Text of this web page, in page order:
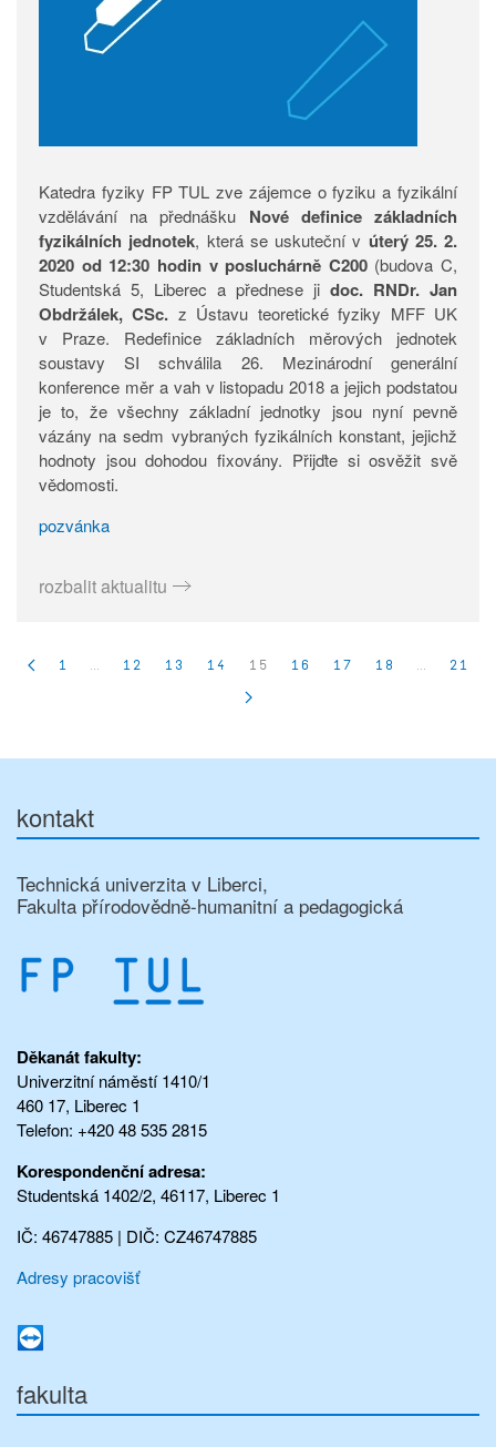
Katedra fyziky FP TUL zve zájemce o fyziku a fyzikální
vzdělávání na přednášku Nové definice základních
fyzikálních jednotek, která se uskuteční v úterý 25. 2.
2020 od 12:30 hodin v posluchárně C200(budova C,
Studentská 5, Liberec a přednese ji doc. RNDr. Jan
Obdržálek, CSc. z Ústavu teoretické fyziky MFF UK
v Praze. Redefinice základních měrových jednotek
soustavy SI schválila 26. Mezinárodní generální
konference měr a vah v listopadu 2018 a jejich podstatou
je to, že všechny základní jednotky jsou nyní pevně
vázány na sedm vybraných fyzikálních konstant, jejichž
hodnoty jsou dohodou fixovány. Přijďte si osvěžit svě
vědomosti.
pozvánka
rozbalit aktualitu
1 … 12 13 14 15 16 17 18 … 21
kontakt
Technická univerzita v Liberci,
Fakulta přírodovědně-humanitní a pedagogická
Děkanát fakulty:
Univerzitní náměstí 1410/1
460 17, Liberec 1
Telefon: +420 48 535 2815
Korespondenční adresa:
Studentská 1402/2, 46117, Liberec 1
IČ: 46747885 | DIČ: CZ46747885
Adresy pracovišť
fakulta